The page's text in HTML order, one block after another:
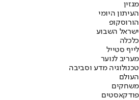
מגזין
העיתון היומי
הורוסקופ
ישראל השבוע
כלכלה
לייף סטייל
מעריב לנוער
טכנולוגיה מדע וסביבה
העולם
משחקים
פודקאסטים